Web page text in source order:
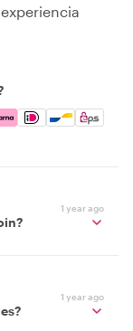
Pay, Google
1 year ago
1 year ago